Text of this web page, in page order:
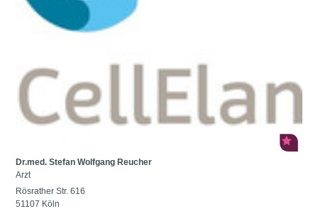
Dr.med. Stefan Wolfgang Reucher
Arzt
Rösrather Str. 616
51107 Köln